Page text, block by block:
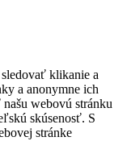
klikanie a
a anonymne ich
webovú stránku
skúsenosť. S
stránke